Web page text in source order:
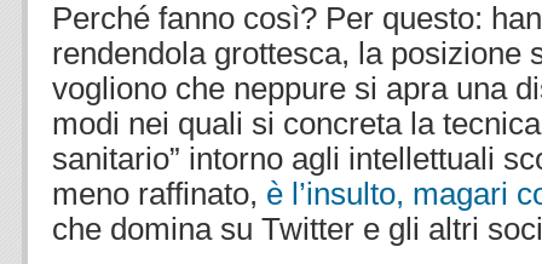
Perché fanno così? Per questo:
rendendola grottesca, la posizione
vogliono che neppure si apra una
modi nei quali si concreta la
sanitario” intorno agli intellettuali
meno raffinato, è l’insulto, magari
che domina su Twitter e gli altri